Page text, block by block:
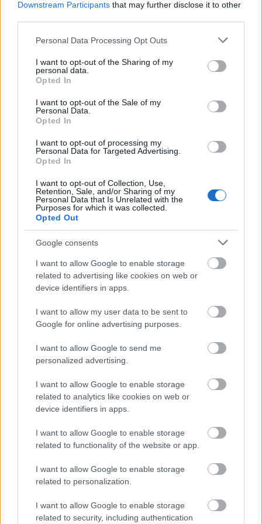
Downstream Participants that may further disclose it to other
Please note that this website/app uses one or more Google
not limited to your visit or usage behaviour. You may click to
grant or deny consent to Google and its third-party tags to
use your data for below specified purposes in below Google
consent section.
Personal Data Processing Opt Outs
I want to opt-out of the Sharing of my
personal data.
Opted In
I want to opt-out of the Sale of my
Personal Data.
Opted In
I want to opt-out of processing my
Personal Data for Targeted Advertising.
Opted In
I want to opt-out of Collection, Use,
Retention, Sale, and/or Sharing of my
Personal Data that Is Unrelated with the
Purposes for which it was collected.
Opted Out
Google consents
I want to allow Google to enable storage
related to advertising like cookies on web or
device identifiers in apps.
I want to allow my user data to be sent to
Google for online advertising purposes.
I want to allow Google to send me
personalized advertising.
I want to allow Google to enable storage
related to analytics like cookies on web or
device identifiers in apps.
I want to allow Google to enable storage
related to functionality of the website or app.
I want to allow Google to enable storage
related to personalization.
I want to allow Google to enable storage
related to security, including authentication
elvárt
12 éve
@Kővári György Márió
ha valaki az általad említetteket és azok
megvalósítási módját teszi szóvá, akkor jön az hogy
ezek nem művészfilmek, hanem igazából
tömegfilmek (gravitáció+ember gyermeke). ha
hogy ezek nem tucatblockbusterek, hanem
mondanivalójuk és művészi értékük is van.
spielbert sci-fiért nem kapott oscart, kubrick
sem(mondjuk egyébként sem), star wars is csak
jelölt maradt, szárnyas fejvadászt nem is jelölték,
oscart-kap, brrr...)
Kővári György Márió
12 éve
@Deepblue Noir: A díj egy olyan dolog, hogy szépen
csillog, és sokszor meg is érdemli az, aki kapja. DE!
annyira jó lenne, hanem mert a többi jelölt rosszabb
Az amerikai stúdiók meg amúgy is hajlamosak
Oscar, BAFTA, Cannes, Torontó, Karlovy Vary stb.)
készíteni filmeket, amikkel pont a díjakra mennek.
Egyszerűen szólva: azért készítenek el egy filmet,
hogy az díjat nyerjen. Ilyen volt idén a 12 év
rabszolgaság.
Egy díjnyertes film emeli a stúdió presztízsét és
remek marketing is.